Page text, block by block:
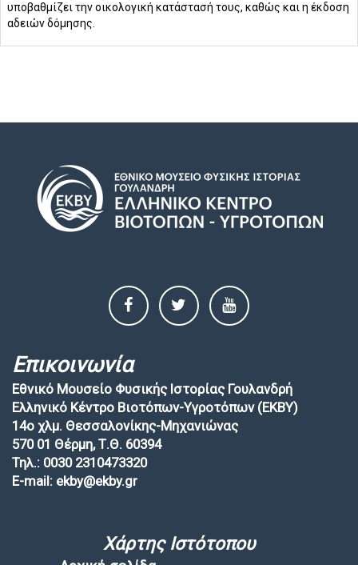
υποβαθμίζει την οικολογική κατάστασή τους, καθώς και η έκδοση
αδειών δόμησης.
Επικοινωνία
Εθνικό Μουσείο Φυσικής Ιστορίας Γουλανδρή
Ελληνικό Κέντρο Βιοτόπων-Υγροτόπων (EKBY)
14ο χλμ. Θεσσαλονίκης-Μηχανιώνας
570 01 Θέρμη, Τ.Θ. 60394
Τηλ.: 0030 2310473320
E-mail: ekby@ekby.gr
Χάρτης Ιστότοπου